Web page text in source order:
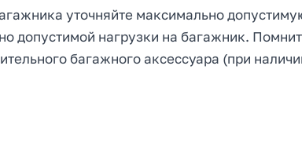
уточняйте максимально
допустимой нагрузки на багажник.
багажного аксессуара (при